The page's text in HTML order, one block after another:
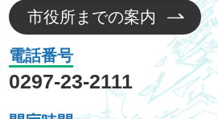
市役所までの案内
電話番号
0297-23-2111